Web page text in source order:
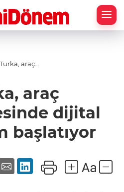
Turka, araç
başlatıyoraraç
dijital
başlatıyor